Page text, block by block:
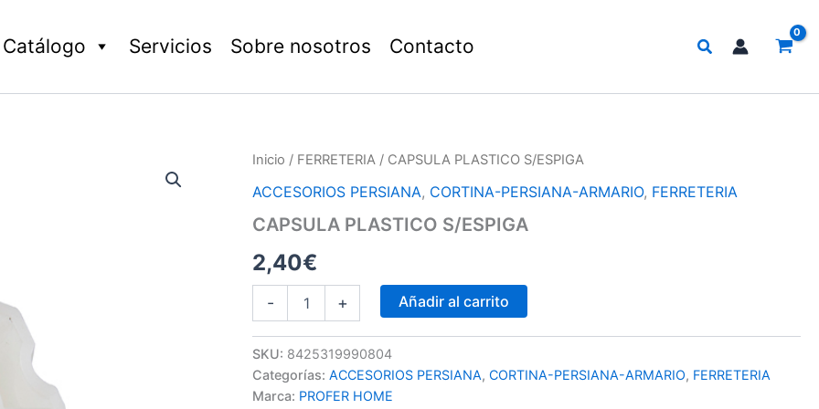
Catálogo Servicios Sobre nosotros Contacto Buscar
Inicio / FERRETERIA / CAPSULA PLASTICO S/ESPIGA
ACCESORIOS PERSIANA, CORTINA-PERSIANA-ARMARIO, FERRETERIA
CAPSULA PLASTICO S/ESPIGA
2,40€
-
CAPSULA
S/ESPIGA
+ Añadir al carrito
SKU: 8425319990804
Categorías:ACCESORIOS PERSIANA,CORTINA-PERSIANA-ARMARIO, FERRETERIA
Marca: PROFER HOME